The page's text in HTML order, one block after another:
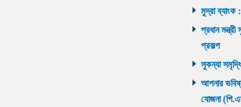
মুদ্রা ব্যাংক
প্রধান
প্রকল্প
সুকন্যা
আপনার
যোজনা